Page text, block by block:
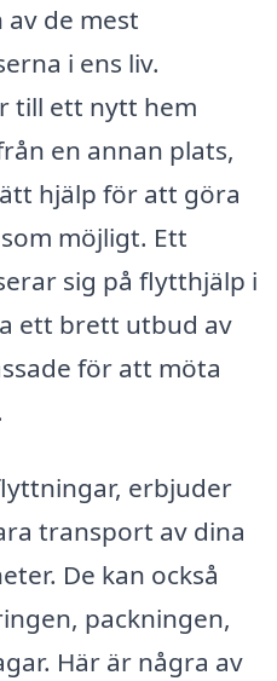
de mest
i ens liv.
till ett nytt hem
en annan plats,
hjälp för att göra
möjligt. Ett
sig på flytthjälp i
ett brett utbud av
för att möta
erbjuder
transport av dina
De kan också
packningen,
Här är några av